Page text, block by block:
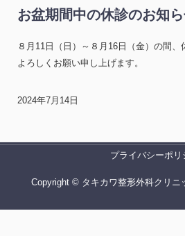
お盆期間中の休診のお知
８月11日（日）～８月16日（金）の間、
よろしくお願い申し上げます。
2024年7月14日
プライバシーポリ
Copyright © タキカワ整形外科クリニ